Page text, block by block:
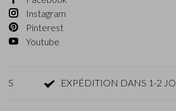
Instagram
Pinterest
Youtube
EXPÉDITION DANS 1-2 JOURS